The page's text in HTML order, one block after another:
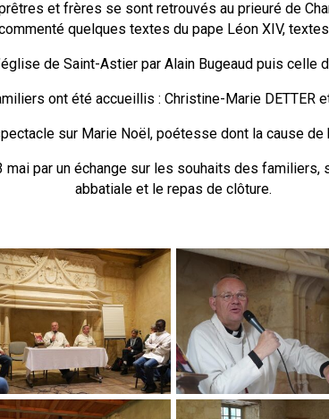
et frères se sont retrouvés au prieuré de
quelques textes du pape Léon XIV,
de Saint-Astier par Alain Bugeaud puis celle
ont été accueillis : Christine-Marie DETTER
sur Marie Noël, poétesse dont la cause
mai par un échange sur les souhaits des
abbatiale et le repas de clôture.